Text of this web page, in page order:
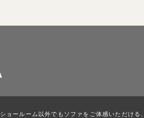
ショールーム以外でもソファをご体感いただける、